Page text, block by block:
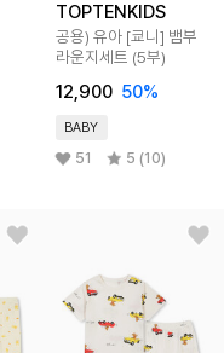
TOPTENKIDS
공용) 유아 [쿄니] 뱀부
라운지세트 (5부)
12,900 50%
BABY
51 5 (10)